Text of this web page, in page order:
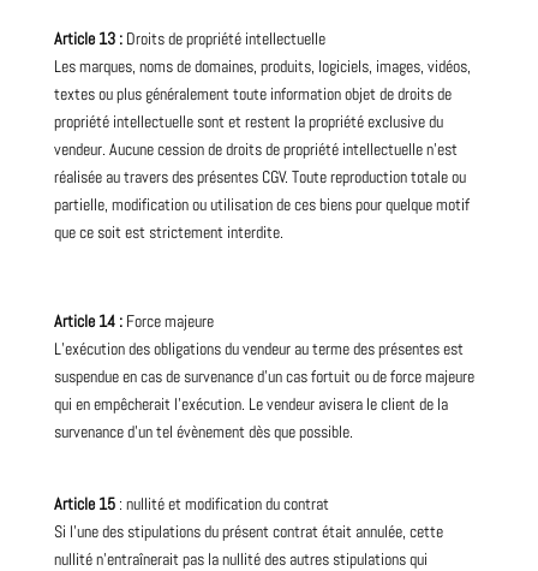
Article 13 :Droits de propriété intellectuelle
Les marques, noms de domaines, produits, logiciels, images, vidéos,
textes ou plus généralement toute information objet de droits de
propriété intellectuelle sont et restent la propriété exclusive du
vendeur. Aucune cession de droits de propriété intellectuelle n’est
réalisée au travers des présentes CGV. Toute reproduction totale ou
partielle, modification ou utilisation de ces biens pour quelque motif
que ce soit est strictement interdite.
Article 14 :Force majeure
L’exécution des obligations du vendeur au terme des présentes est
suspendue en cas de survenance d’un cas fortuit ou de force majeure
qui en empêcherait l’exécution. Le vendeur avisera le client de la
survenance d’un tel évènement dès que possible.
Article 15: nullité et modification du contrat
Si l’une des stipulations du présent contrat était annulée, cette
nullité n’entraînerait pas la nullité des autres stipulations qui